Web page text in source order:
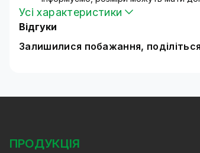
Усі характеристики
Відгуки
Залишилися побажання,
ПРОДУКЦІЯ